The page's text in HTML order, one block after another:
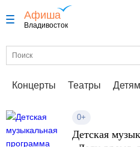
Афиша
Владивосток
Концерты Театры Детям
0+
Детская